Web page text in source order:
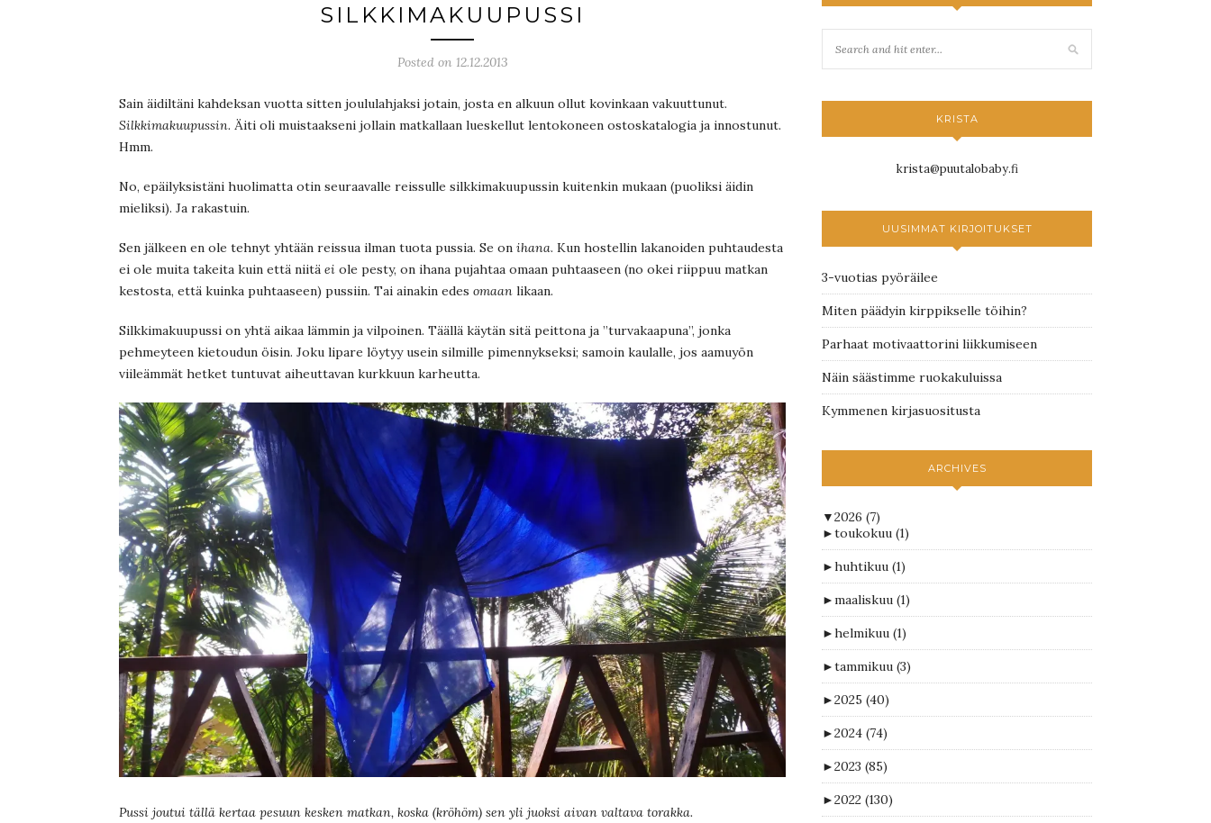
SILKKIMAKUUPUSSI
Posted on 12.12.2013
Sain äidiltäni kahdeksan vuotta sitten joululahjaksi jotain, josta en alkuun ollut kovinkaan vakuuttunut.
Silkkimakuupussin. Äiti oli muistaakseni jollain matkallaan lueskellut lentokoneen ostoskatalogia ja innostunut.
Hmm.
No, epäilyksistäni huolimatta otin seuraavalle reissulle silkkimakuupussin kuitenkin mukaan (puoliksi äidin
mieliksi). Ja rakastuin.
Sen jälkeen en ole tehnyt yhtään reissua ilman tuota pussia. Se on ihana. Kun hostellin lakanoiden puhtaudesta
ei ole muita takeita kuin että niitä ei ole pesty, on ihana pujahtaa omaan puhtaaseen (no okei riippuu matkan
kestosta, että kuinka puhtaaseen) pussiin. Tai ainakin edes omaan likaan.
Silkkimakuupussi on yhtä aikaa lämmin ja vilpoinen. Täällä käytän sitä peittona ja ”turvakaapuna”, jonka
pehmeyteen kietoudun öisin. Joku lipare löytyy usein silmille pimennykseksi; samoin kaulalle, jos aamuyön
viileämmät hetket tuntuvat aiheuttavan kurkkuun karheutta.
Pussi joutui tällä kertaa pesuun kesken matkan, koska (kröhöm) sen yli juoksi aivan valtava torakka.
KRISTA
krista@puutalobaby.fi
UUSIMMAT KIRJOITUKSET
3-vuotias pyöräilee
Miten päädyin kirppikselle töihin?
Parhaat motivaattorini liikkumiseen
Näin säästimme ruokakuluissa
Kymmenen kirjasuositusta
ARCHIVES
▼2026 (7)
►toukokuu (1)
►huhtikuu (1)
►maaliskuu (1)
►helmikuu (1)
►tammikuu (3)
►2025 (40)
►2024 (74)
►2023 (85)
►2022 (130)